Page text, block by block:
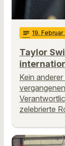
notes 19. Februar
Taylor
Kein
zelebrierte